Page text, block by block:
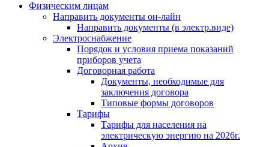
Физическим лицам
Направить документы он-лайн
Направить документы (в электр.виде)
Электроснабжение
Порядок и условия приема показаний
приборов учета
Договорная работа
Документы, необходимые для
заключения договора
Типовые формы договоров
Тарифы
Тарифы для населения на
электрическую энергию на 2026г.